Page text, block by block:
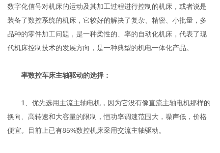
数字化信号对机床的运动及其加工过程进行控制的机床，或者说是
装备了数控系统的机床，它较好的解决了复杂、精密、小批量，多
品种的零件加工问题，是一种柔性的、率的自动化机床，代表了现
代机床控制技术的发展方向，是一种典型的机电一体化产品。
率数控车床主轴驱动的选择：
1、优先选用主流主轴电机，因为它没有像直流主轴电机那样的
换向、高转速和大容量的限制，恒功率调速范围大，噪声低，价格
便宜。目前上已有85%数控机床采用交流主轴驱动。